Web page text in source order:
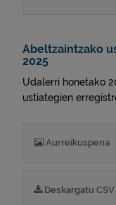
Abeltzaintzako
2025
Udalerri honetako
ustiategien
Aurreikuspena
Deskargatu CSV